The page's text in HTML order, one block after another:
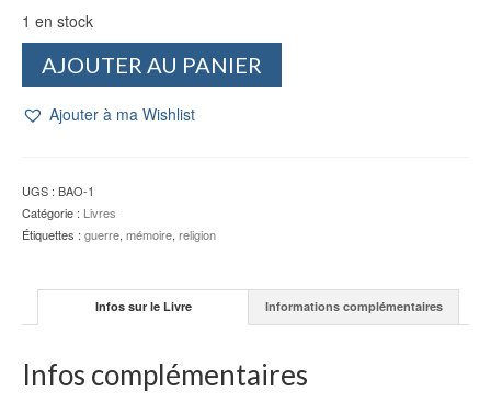
1 en stock
e'r
G.M.
TREBAOL
AJOUTER AU PANIER
Ajouter à ma Wishlist
UGS : BAO-1
Catégorie : Livres
Étiquettes : guerre, mémoire, religion
Infos sur le Livre Informations complémentaires
Infos complémentaires